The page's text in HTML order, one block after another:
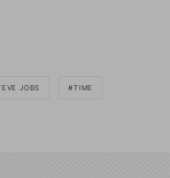
JOBS TIME